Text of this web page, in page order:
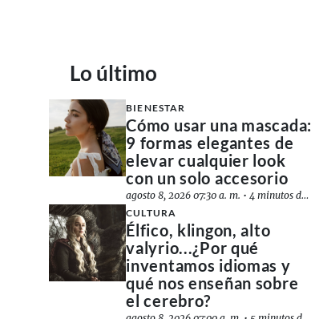
Lo último
BIENESTAR
Cómo usar una mascada:
9 formas elegantes de
elevar cualquier look
con un solo accesorio
agosto 8, 2026 07:30 a. m. •4 minutos de lectura
CULTURA
Élfico, klingon, alto
valyrio...¿Por qué
inventamos idiomas y
qué nos enseñan sobre
el cerebro?